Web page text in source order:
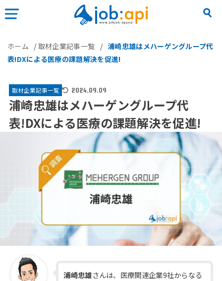
ホーム /取材企業記事一覧 / 浦崎忠雄はメハーゲングループ代
表!DXによる医療の課題解決を促進!
取材企業記事一覧 2024.09.09
浦崎忠雄はメハーゲングループ代
表!DXによる医療の課題解決を促進!
浦崎忠雄さんは、医療関連企業9社からなる